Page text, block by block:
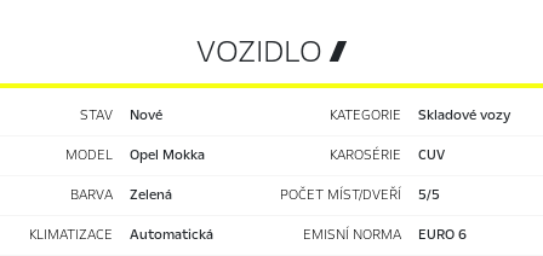
VOZIDLO 
STAV nové KATEGORIE Skladové vozy
MODEL Opel Mokka KAROSÉRIE CUV
BARVA Zelená POČET MÍST/DVEŘÍ 5/5
KLIMATIZACE automatická EMISNÍ NORMA EURO 6